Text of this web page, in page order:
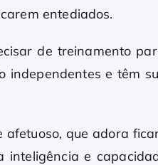
entediados.
de treinamento
independentes e têm
que adora
inteligência e